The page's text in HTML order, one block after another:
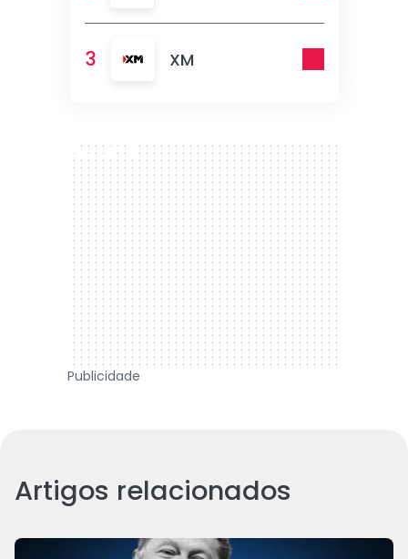
3 XM
300 x 250
Publicidade
Artigos relacionados